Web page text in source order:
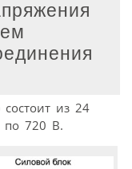
из 24
по 720 В.